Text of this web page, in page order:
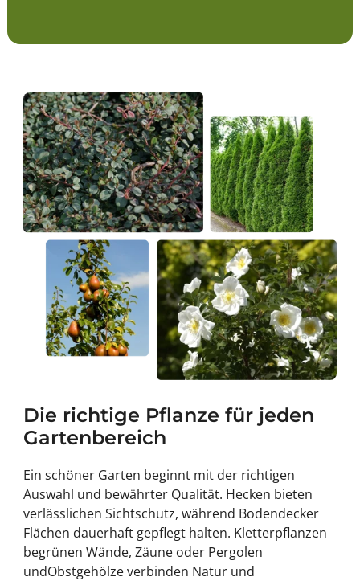
Die richtige Pflanze für jeden
Gartenbereich
Ein schöner Garten beginnt mit der richtigen
Auswahl und bewährter Qualität. Hecken bieten
verlässlichen Sichtschutz, während Bodendecker
Flächen dauerhaft gepflegt halten. Kletterpflanzen
begrünen Wände, Zäune oder Pergolen
undObstgehölzeverbinden Natur und